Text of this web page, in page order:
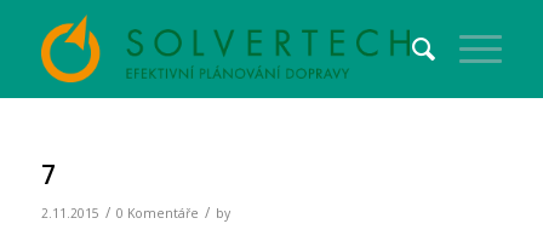
7
2.11.2015 / 0 Komentáře / by